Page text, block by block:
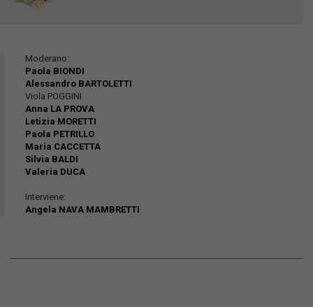
Moderano:
Paola BIONDI
Alessandro BARTOLETTI
Viola POGGINI
Anna LA PROVA
Letizia MORETTI
Paola PETRILLO
Maria CACCETTA
Silvia BALDI
Valeria DUCA
Interviene:
Angela NAVA MAMBRETTI